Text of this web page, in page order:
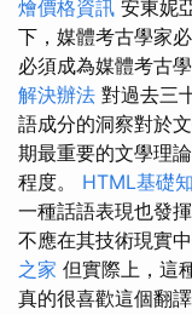
燴價格資訊 安東妮
下，媒體考古學家
必須成為媒體考古
解決辦法 對過去三
語成分的洞察對於
期最重要的文學理
程度。 HTML基礎
一種話語表現也發
不應在其技術現實
之家 但實際上，這
真的很喜歡這個翻